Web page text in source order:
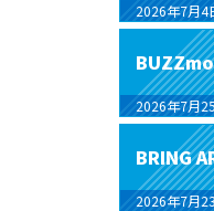
2026年7月4
2026年7月
BRING
2026年7月